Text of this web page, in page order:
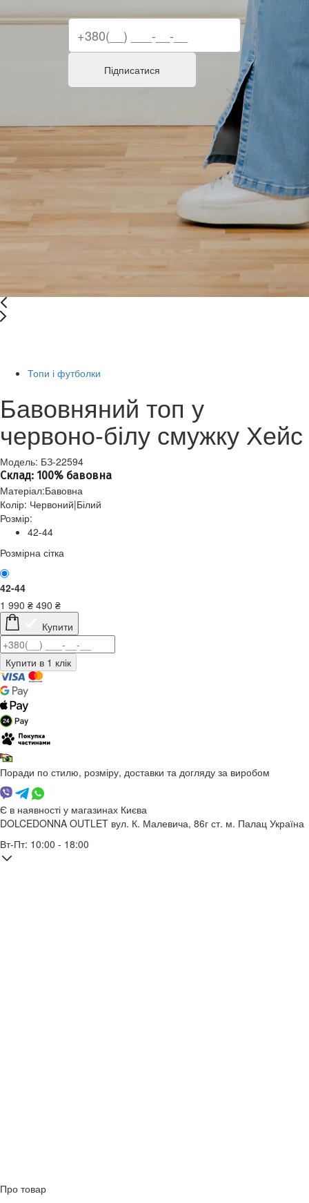
Топи і футболки
Бавовняний топ у
червоно-білу смужку Хейс
Модель: БЗ-22594
Склад: 100% бавовна
Матеріал:Бавовна
Колір: Червоний|Білий
Розмір:
42-44
Розмірна сітка
42-44
1 990 ₴ 490 ₴
Купити
Поради по стилю, розміру, доставки та догляду за виробом
Є в наявності у магазинах Києва
DOLCEDONNA OUTLET вул. К. Малевича, 86г ст. м. Палац Україна
Вт-Пт: 10:00 - 18:00
Про товар
Підписатися